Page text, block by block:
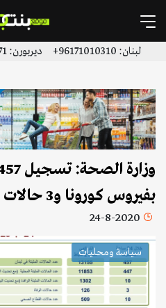
لبنان: 96171010310+ ديربورن: 13137751171+ | 13136996923+
بفيروس كورونا و3 حالات وفاة
24-8-2020
سياسة ومحليات